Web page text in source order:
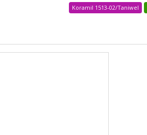
Koramil 1513-02/Taniwel